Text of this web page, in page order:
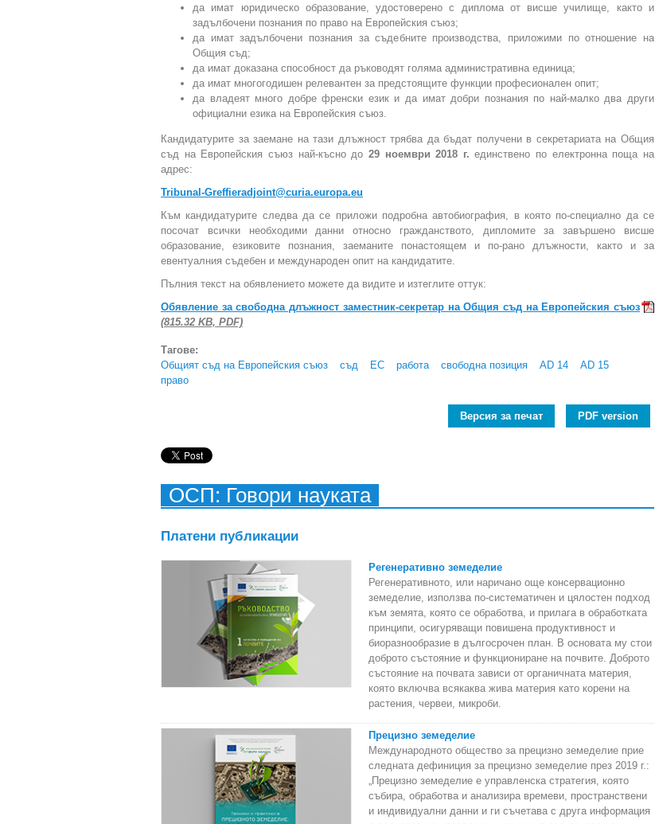
да имат юридическо образование, удостоверено с диплома от висше училище, както и
задълбочени познания по право на Европейския съюз;
да имат задълбочени познания за съдебните производства, приложими по отношение на
Общия съд;
да имат доказана способност да ръководят голяма административна единица;
да имат многогодишен релевантен за предстоящите функции професионален опит;
да владеят много добре френски език и да имат добри познания по най-малко два други
официални езика на Европейския съюз.
Кандидатурите за заемане на тази длъжност трябва да бъдат получени в секретариата на Общия
съд на Европейския съюз най-късно до 29 ноември 2018 г.единствено по електронна поща на
адрес:
Tribunal-Greffieradjoint@curia.europa.eu
Към кандидатурите следва да се приложи подробна автобиография, в която по-специално да се
посочат всички необходими данни относно гражданството, дипломите за завършено висше
образование, езиковите познания, заеманите понастоящем и по-рано длъжности, както и за
евентуалния съдебен и международен опит на кандидатите.
Пълния текст на обявлението можете да видите и изтеглите оттук:
Обявление за свободна длъжност заместник-секретар на Общия съд на Европейския съюз
(815.32 KB, PDF)
Тагове:
Общият съд на Европейския съюз
съд ЕС работа свободна позиция AD 14
AD 15
право
Версия за печат PDF version
ОСП: Говори науката
Платени публикации
Регенеративно земеделие
Регенеративното, или наричано още консервационно
земеделие, използва по-систематичен и цялостен подход
към земята, която се обработва, и прилага в обработката
принципи, осигуряващи повишена продуктивност и
биоразнообразие в дългосрочен план. В основата му стои
доброто състояние и функциониране на почвите. Доброто
състояние на почвата зависи от органичната материя,
която включва всякаква жива материя като корени на
растения, червеи, микроби.
Прецизно земеделие
Международното общество за прецизно земеделие прие
следната дефиниция за прецизно земеделие през 2019 г.:
„Прецизно земеделие е управленска стратегия, която
събира, обработва и анализира времеви, пространствени
и индивидуални данни и ги съчетава с друга информация